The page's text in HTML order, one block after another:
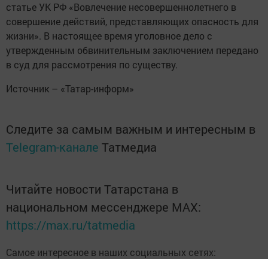
статье УК РФ «Вовлечение несовершеннолетнего в
совершение действий, представляющих опасность для
жизни». В настоящее время уголовное дело с
утвержденным обвинительным заключением передано
в суд для рассмотрения по существу.
Источник – «Татар-информ»
Следите за самым важным и интересным в
Telegram-канале Татмедиа
Читайте новости Татарстана в
национальном мессенджере MАХ:
https://max.ru/tatmedia
Самое интересное в наших социальных сетях: